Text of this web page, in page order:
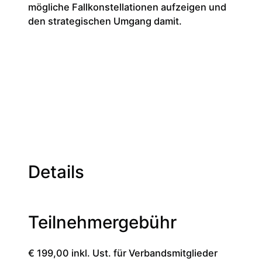
mögliche Fallkonstellationen aufzeigen und
den strategischen Umgang damit.
Details
Teilnehmergebühr
€ 199,00 inkl. Ust. für Verbandsmitglieder